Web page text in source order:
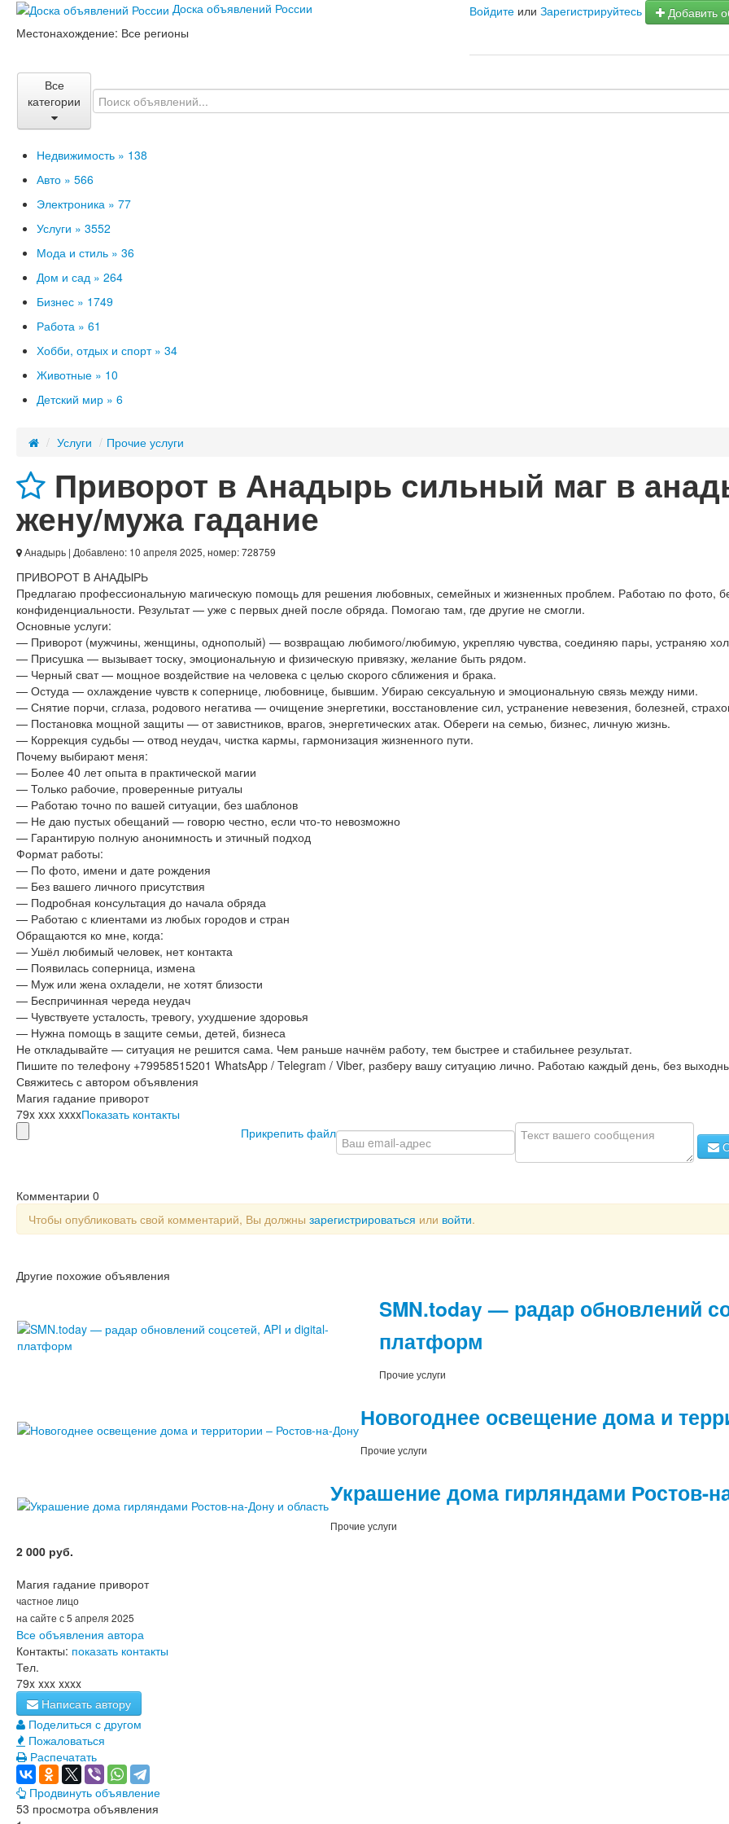
Доска объявлений России Войдите илиЗарегистрируйтесь
Добавить
Местонахождение: Все регионы
Все
категории
Недвижимость » 138
Авто » 566
Электроника » 77
Услуги » 3552
Мода и стиль » 36
Дом и сад » 264
Бизнес » 1749
Работа » 61
Хобби, отдых и спорт » 34
Животные » 10
Детский мир » 6
/ Услуги / Прочие услуги
Приворот в Анадырь сильный маг в
жену/мужа гадание
Анадырь | Добавлено: 10 апреля 2025, номер: 728759
ПРИВОРОТ В АНАДЫРЬ
Предлагаю профессиональную магическую помощь для решения любовных, семейных и жизненных проблем. Работаю по фото,
конфиденциальности. Результат — уже с первых дней после обряда. Помогаю там, где другие не смогли.
Основные услуги:
— Приворот (мужчины, женщины, однополый) — возвращаю любимого/любимую, укрепляю чувства, соединяю пары, устраняю
— Присушка — вызывает тоску, эмоциональную и физическую привязку, желание быть рядом.
— Черный сват — мощное воздействие на человека с целью скорого сближения и брака.
— Остуда — охлаждение чувств к сопернице, любовнице, бывшим. Убираю сексуальную и эмоциональную связь между ними.
— Снятие порчи, сглаза, родового негатива — очищение энергетики, восстановление сил, устранение невезения, болезней,
— Постановка мощной защиты — от завистников, врагов, энергетических атак. Обереги на семью, бизнес, личную жизнь.
— Коррекция судьбы — отвод неудач, чистка кармы, гармонизация жизненного пути.
Почему выбирают меня:
— Более 40 лет опыта в практической магии
— Только рабочие, проверенные ритуалы
— Работаю точно по вашей ситуации, без шаблонов
— Не даю пустых обещаний — говорю честно, если что-то невозможно
— Гарантирую полную анонимность и этичный подход
Формат работы:
— По фото, имени и дате рождения
— Без вашего личного присутствия
— Подробная консультация до начала обряда
— Работаю с клиентами из любых городов и стран
Обращаются ко мне, когда:
— Ушёл любимый человек, нет контакта
— Появилась соперница, измена
— Муж или жена охладели, не хотят близости
— Беспричинная череда неудач
— Чувствуете усталость, тревогу, ухудшение здоровья
— Нужна помощь в защите семьи, детей, бизнеса
Не откладывайте — ситуация не решится сама. Чем раньше начнём работу, тем быстрее и стабильнее результат.
Пишите по телефону +79958515201 WhatsApp / Telegram / Viber, разберу вашу ситуацию лично. Работаю каждый день, без
Свяжитесь с автором объявления
Магия гадание приворот
79x xxx xxxxПоказать контакты
Прикрепить файл
Комментарии 0
Чтобы опубликовать свой комментарий, Вы должны зарегистрироваться или войти.
Другие похожие объявления
SMN.today — радар обновлений
платформ
Прочие услуги
Новогоднее освещение дома и
Прочие услуги
Украшение дома гирляндами Ростов-
Прочие услуги
2 000 руб.
Магия гадание приворот
частное лицо
на сайте с 5 апреля 2025
Все объявления автора
Контакты: показать контакты
Тел.
79x xxx xxxx
Написать автору
Поделиться с другом
Пожаловаться
Распечатать
Продвинуть объявление
53 просмотра объявления